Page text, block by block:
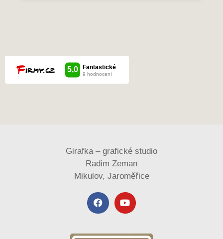
Girafka – grafické studio
Radim Zeman
Mikulov, Jaroměřice